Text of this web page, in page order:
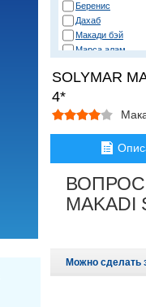
Беренис
Дахаб
Макади бэй
Марса алам
Сафага
Сома бэй
Таба
Хургада
Шарм-эль-шейх
Эль Кусейр
Эль гуна
Эль-Аламейн
SOLYMAR
4*
MAKADI
Можно сделать